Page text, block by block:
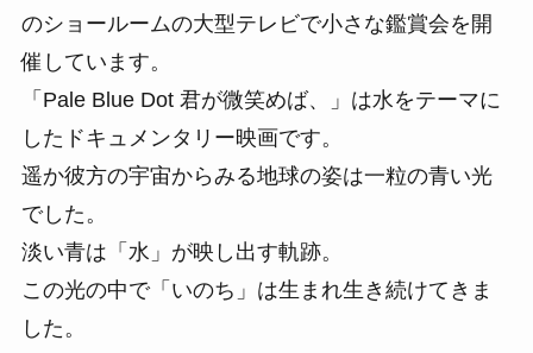
のショールームの大型テレビで小さな鑑賞会を開
催しています。
「Pale Blue Dot 君が微笑めば、」は水をテーマに
したドキュメンタリー映画です。
遥か彼方の宇宙からみる地球の姿は一粒の青い光
でした。
淡い青は「水」が映し出す軌跡。
この光の中で「いのち」は生まれ生き続けてきま
した。